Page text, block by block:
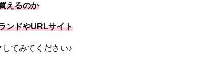
えるのか
ンドやURLサイト
てみてください♪